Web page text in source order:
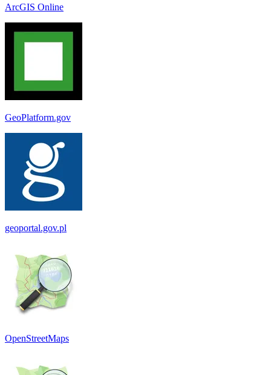
ArcGIS Online
GeoPlatform.gov
geoportal.gov.pl
OpenStreetMaps